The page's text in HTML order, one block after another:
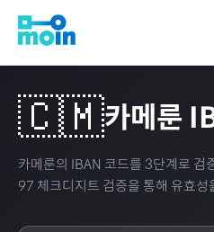
🇨🇲카메룬
카메룬의 IBAN 코드를 3단계로 검
97 체크디지트 검증을 통해 유효성